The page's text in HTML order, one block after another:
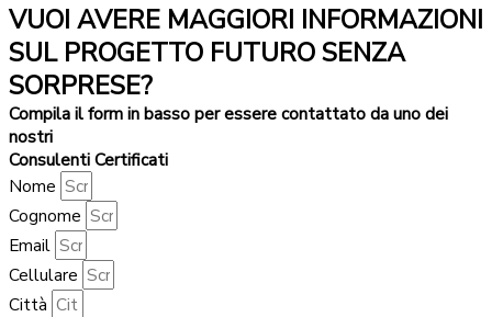
VUOI AVERE MAGGIORI INFORMAZIONI
SUL PROGETTO FUTURO SENZA
SORPRESE?
Compila il form in basso per essere contattato da uno dei
nostri
Consulenti Certificati
Nome
Cognome
Email
Cellulare
Città